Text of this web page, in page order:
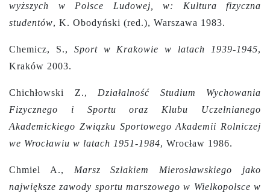
wyższych w Polsce Ludowej, w: Kultura fizyczna
studentów, K. Obodyński (red.), Warszawa 1983.
Chemicz, S., Sport w Krakowie w latach 1939-1945,
Kraków 2003.
Chichłowski Z., Działalność Studium Wychowania
Fizycznego i Sportu oraz Klubu Uczelnianego
Akademickiego Związku Sportowego Akademii Rolniczej
we Wrocławiu w latach 1951-1984, Wrocław 1986.
Chmiel A., Marsz Szlakiem Mierosławskiego jako
największe zawody sportu marszowego w Wielkopolsce w